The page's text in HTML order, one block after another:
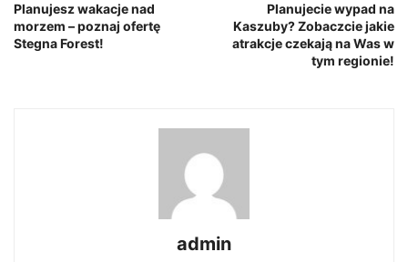
Planujesz wakacje nad
morzem – poznaj ofertę
Stegna Forest!
Planujecie wypad na
Kaszuby? Zobaczcie jakie
atrakcje czekają na Was w
tym regionie!
admin